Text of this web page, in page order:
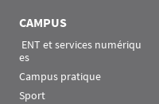
CAMPUS
es
Campus pratique
Sport